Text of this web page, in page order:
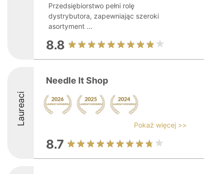
Przedsiębiorstwo pełni rolę
dystrybutora, zapewniając szeroki
asortyment ...
8.8
Laureaci
Needle It Shop
Pokaż więcej >>
8.7